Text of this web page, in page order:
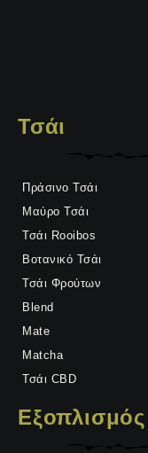
Τσάι
Πράσινο Τσάι
Μαύρο Τσάι
Τσάι Rooibos
Βοτανικό Τσάι
Τσάι Φρούτων
Blend
Mate
Matcha
Τσάι CBD
Εξοπλισμός